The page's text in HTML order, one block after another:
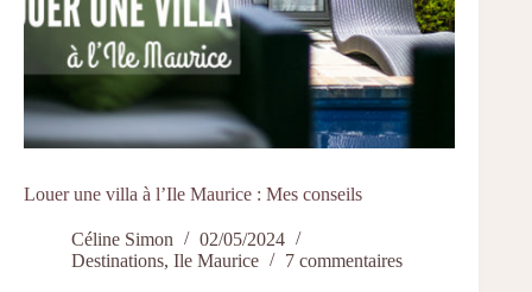
Louer une villa à l’Ile Maurice : Mes conseils
Céline Simon
02/05/2024
Destinations, Ile Maurice 7 commentaires